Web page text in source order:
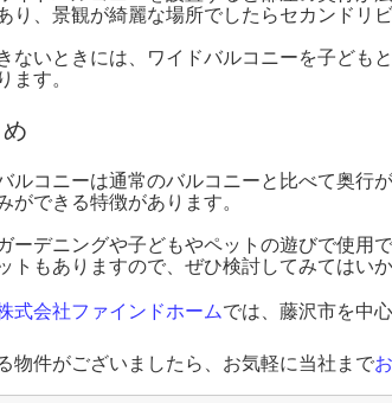
り、景観が綺麗な場所でしたらセカンドリ
ないときには、ワイドバルコニーを子ども
ます。
ルコニーは通常のバルコニーと比べて奥行
ができる特徴があります。
ーデニングや子どもやペットの遊びで使用
トもありますので、ぜひ検討してみてはい
式会社ファインドホームでは、藤沢市を中
物件がございましたら、お気軽に当社まで